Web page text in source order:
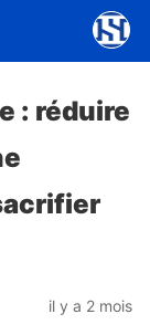
: réduire
il y a 2 mois